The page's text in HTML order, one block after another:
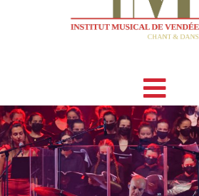
L’IMV DEVANT LES